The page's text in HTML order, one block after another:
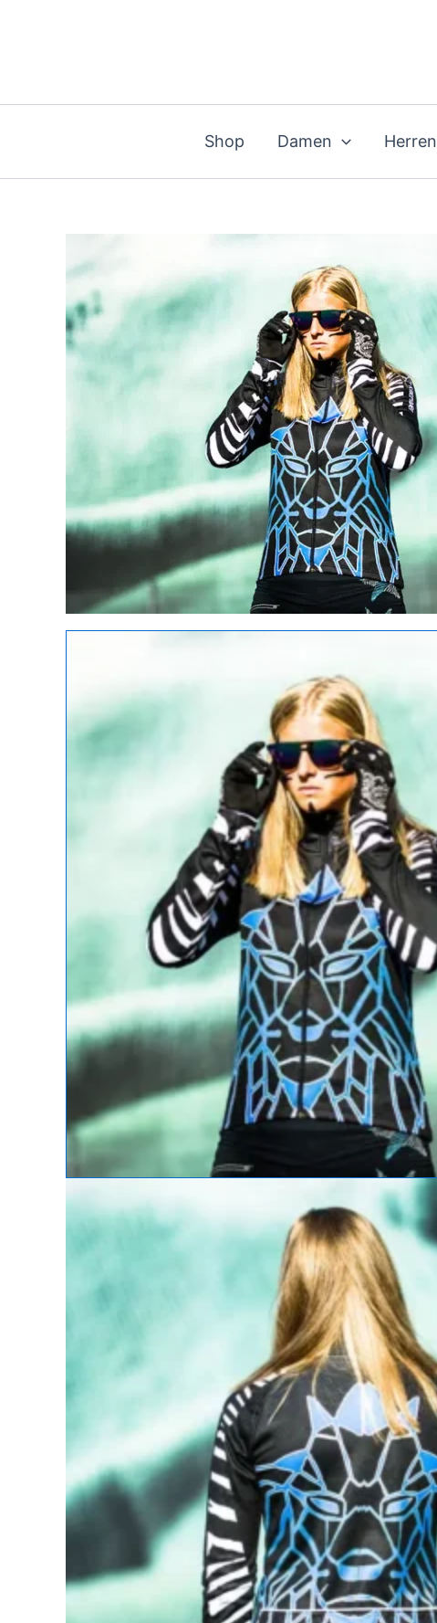
Shop Damen Herren